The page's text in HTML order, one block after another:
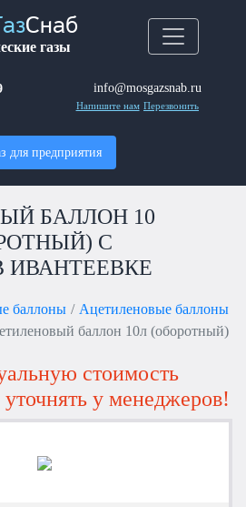
ГазСнаб
газы
info@mosgazsnab.ru
Напишите нам Перезвонить
для предприятия
БАЛЛОН 10
С
ИВАНТЕЕВКЕ
баллоны
Ацетиленовые баллоны
баллон 10л (оборотный)
стоимость
у менеджеров!